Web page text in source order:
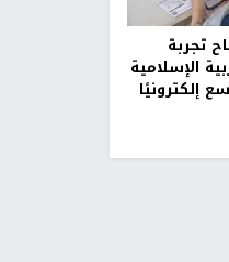
تجربة
الإسلامية
إلكترونيًا